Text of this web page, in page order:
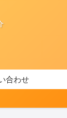
合わせ